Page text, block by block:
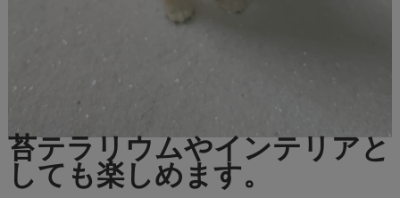
苔テラリウムやインテリアと
しても楽しめます。